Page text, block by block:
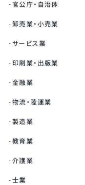
官公庁・自治体
卸売業・小売業
サービス業
印刷業・出版業
金融業
物流・陸運業
製造業
教育業
介護業
士業